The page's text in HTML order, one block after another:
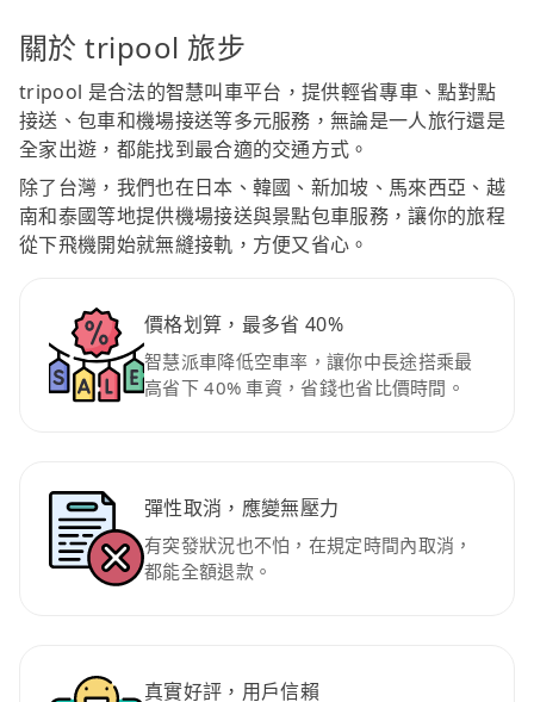
關於 tripool 旅步
tripool 是合法的智慧叫車平台，提供輕省專車、點對點
接送、包車和機場接送等多元服務，無論是一人旅行還是
全家出遊，都能找到最合適的交通方式。
除了台灣，我們也在日本、韓國、新加坡、馬來西亞、越
南和泰國等地提供機場接送與景點包車服務，讓你的旅程
從下飛機開始就無縫接軌，方便又省心。
價格划算，最多省 40%
智慧派車降低空車率，讓你中長途搭乘最
高省下 40% 車資，省錢也省比價時間。
彈性取消，應變無壓力
有突發狀況也不怕，在規定時間內取消，
都能全額退款。
真實好評，用戶信賴